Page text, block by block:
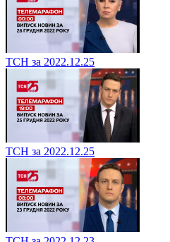
ТСН за 2022.12.25
ТСН за 2022.12.25